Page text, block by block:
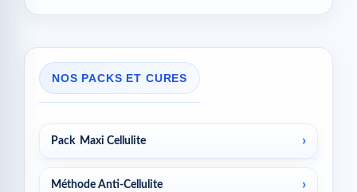
NOS PACKS ET CURES
Pack Maxi Cellulite
Méthode Anti-Cellulite